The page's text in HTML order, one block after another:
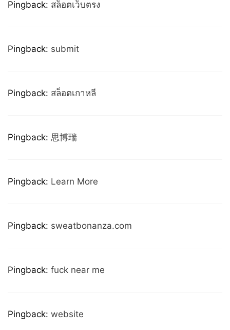
Pingback: สล็อตเว็บตรง
Pingback: submit
Pingback: สล็อตเกาหลี
Pingback: 思博瑞
Pingback: Learn More
Pingback: sweatbonanza.com
Pingback: fuck near me
Pingback: website